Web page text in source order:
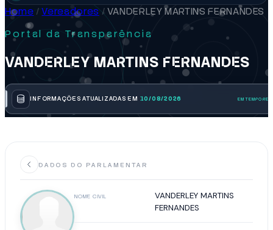
Home / Vereadores /VANDERLEY MARTINS FERNANDES
Portal da Transparência
VANDERLEY MARTINS FERNANDES
INFORMAÇÕES ATUALIZADAS EM 10/08/2026
DADOS DO PARLAMENTAR
NOME CIVIL
VANDERLEY MARTINS
FERNANDES